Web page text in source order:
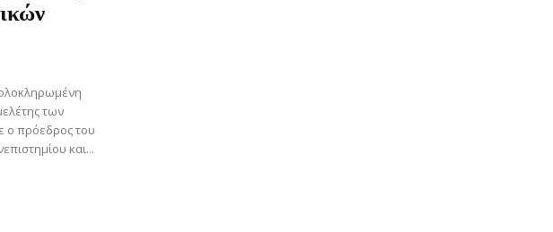
των
ο πρόεδρος του
και...